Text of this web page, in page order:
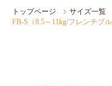
トップページ
サイズ一覧
FB-S（8.5～11kg/フレンチブル